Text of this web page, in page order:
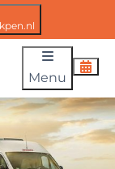
Menu